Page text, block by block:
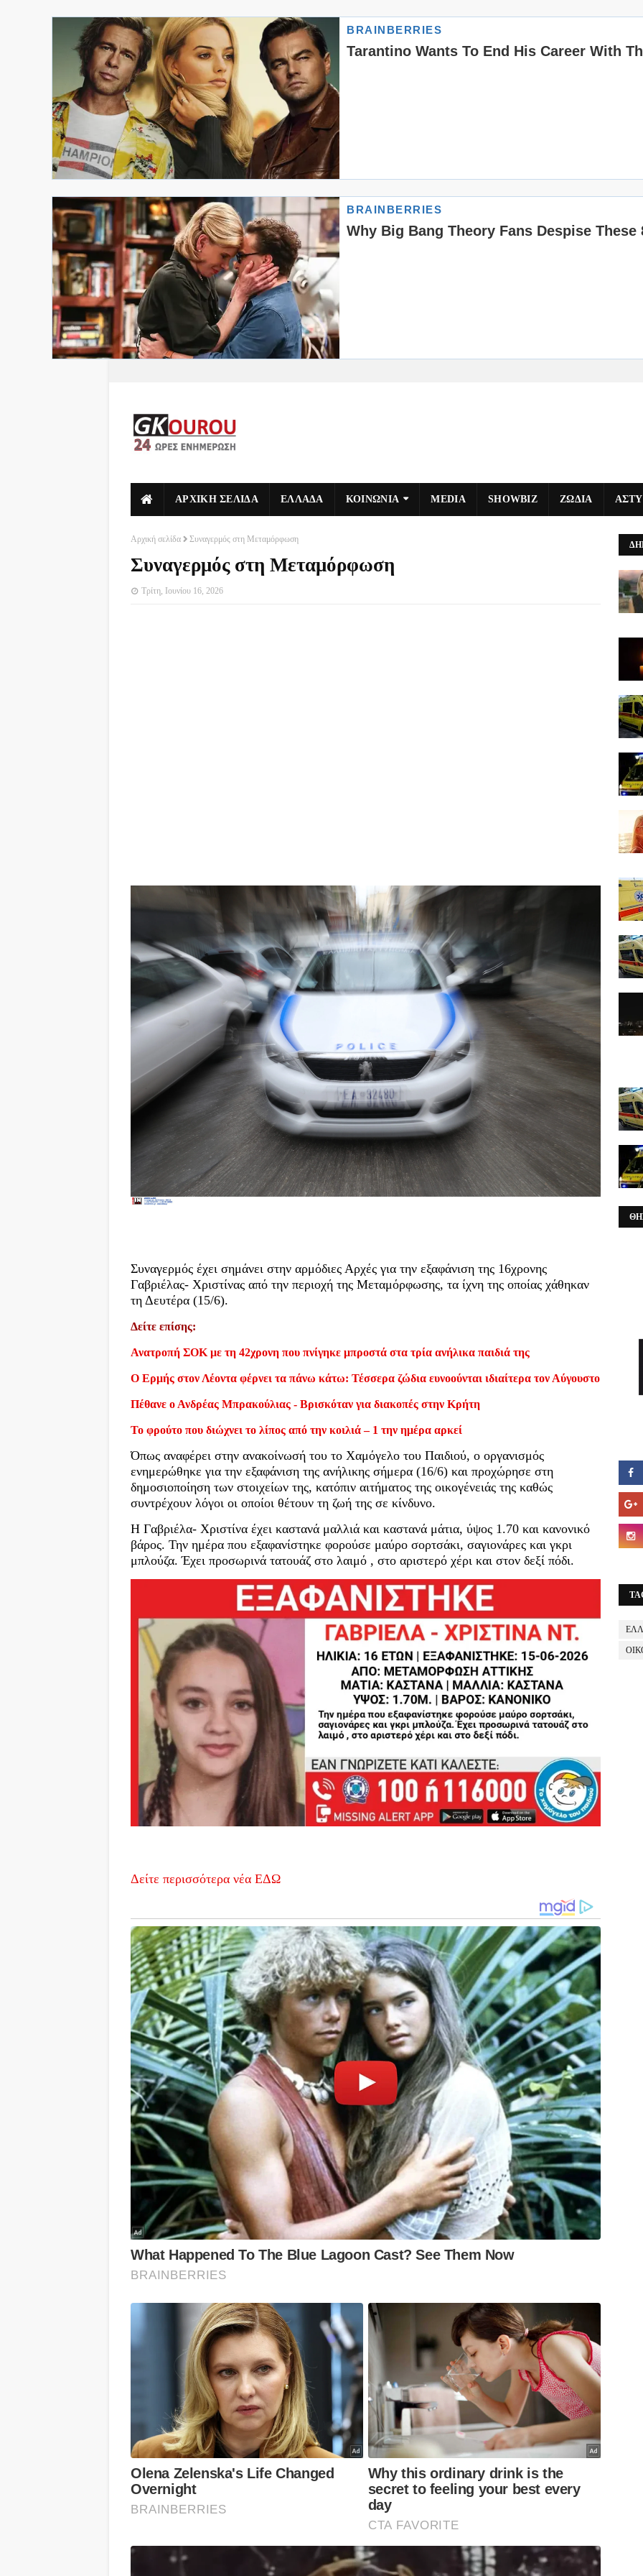
ΑΡΧΙΚΗ ΣΕΛΙΔΑ ΕΛΛΑΔΑ ΚΟΙΝΩΝΙΑ MEDIA SHOWBIZ ΖΩΔΙΑ
Αρχική σελίδα Συναγερμός στη Μεταμόρφωση
Συναγερμός στη Μεταμόρφωση
Τρίτη, Ιουνίου 16, 2026
Συναγερμός έχει σημάνει στην αρμόδιες Αρχές για την εξαφάνιση της 16χρονης
Γαβριέλας- Χριστίνας από την περιοχή της Μεταμόρφωσης, τα ίχνη της οποίας χάθηκαν
τη Δευτέρα (15/6).
Δείτε επίσης:
Ανατροπή ΣΟΚ με τη 42χρονη που πνίγηκε μπροστά στα τρία ανήλικα παιδιά της
Ο Ερμής στον Λέοντα φέρνει τα πάνω κάτω: Τέσσερα ζώδια ευνοούνται ιδιαίτερα τον Αύγουστο
Πέθανε ο Ανδρέας Μπρακούλιας - Βρισκόταν για διακοπές στην Κρήτη
Το φρούτο που διώχνει το λίπος από την κοιλιά – 1 την ημέρα αρκεί
Όπως αναφέρει στην ανακοίνωσή του το Χαμόγελο του Παιδιού, ο οργανισμός
ενημερώθηκε για την εξαφάνιση της ανήλικης σήμερα (16/6) και προχώρησε στη
δημοσιοποίηση των στοιχείων της, κατόπιν αιτήματος της οικογένειάς της καθώς
συντρέχουν λόγοι οι οποίοι θέτουν τη ζωή της σε κίνδυνο.
Η Γαβριέλα- Χριστίνα έχει καστανά μαλλιά και καστανά μάτια, ύψος 1.70 και κανονικό
βάρος. Την ημέρα που εξαφανίστηκε φορούσε μαύρο σορτσάκι, σαγιονάρες και γκρι
μπλούζα. Έχει προσωρινά τατουάζ στο λαιμό , στο αριστερό χέρι και στον δεξί πόδι.
Δείτε περισσότερα νέα ΕΔΩ